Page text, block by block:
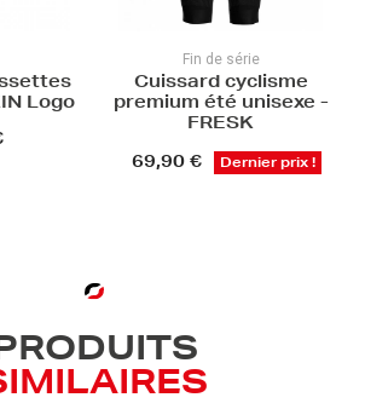
Logo
Fin de série
Cuissard cyclisme
premium été unisexe -
FRESK
69,90 € Dernier prix !